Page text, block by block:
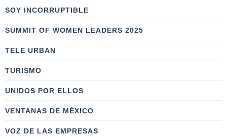
SOY INCORRUPTIBLE
SUMMIT OF WOMEN LEADERS 2025
TELE URBAN
TURISMO
UNIDOS POR ELLOS
VENTANAS DE MÉXICO
VOZ DE LAS EMPRESAS